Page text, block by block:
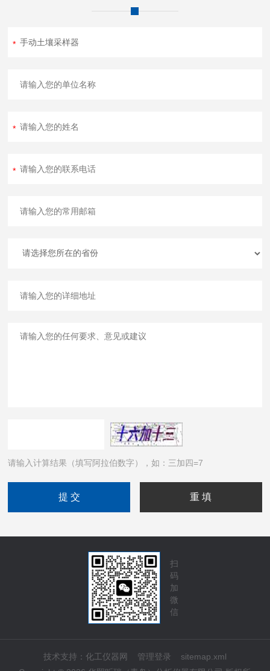
请输入计算结果（填写阿拉伯数字），如：三加四=7
扫
码
加
微
信
技术支持： 化工仪器网 管理登录
sitemap.xml